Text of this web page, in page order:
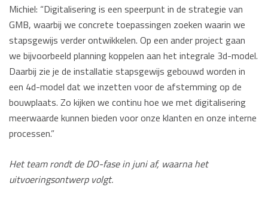
Michiel: “Digitalisering is een speerpunt in de strategie van
GMB, waarbij we concrete toepassingen zoeken waarin we
stapsgewijs verder ontwikkelen. Op een ander project gaan
we bijvoorbeeld planning koppelen aan het integrale 3d-model.
Daarbij zie je de installatie stapsgewijs gebouwd worden in
een 4d-model dat we inzetten voor de afstemming op de
bouwplaats. Zo kijken we continu hoe we met digitalisering
meerwaarde kunnen bieden voor onze klanten en onze interne
processen.”
Het team rondt de DO-fase in juni af, waarna het
uitvoeringsontwerp volgt.